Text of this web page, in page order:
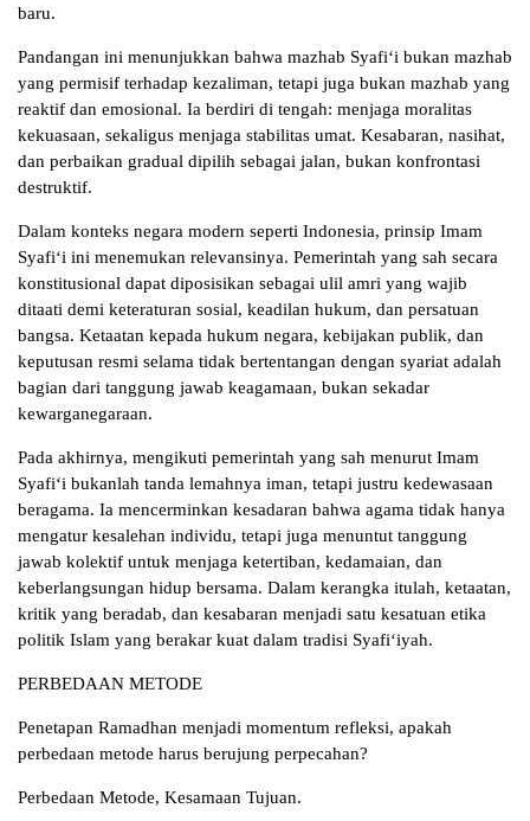
baru.
Pandangan ini menunjukkan bahwa mazhab Syafi‘i bukan mazhab
yang permisif terhadap kezaliman, tetapi juga bukan mazhab yang
reaktif dan emosional. Ia berdiri di tengah: menjaga moralitas
kekuasaan, sekaligus menjaga stabilitas umat. Kesabaran, nasihat,
dan perbaikan gradual dipilih sebagai jalan, bukan konfrontasi
destruktif.
Dalam konteks negara modern seperti Indonesia, prinsip Imam
Syafi‘i ini menemukan relevansinya. Pemerintah yang sah secara
konstitusional dapat diposisikan sebagai ulil amri yang wajib
ditaati demi keteraturan sosial, keadilan hukum, dan persatuan
bangsa. Ketaatan kepada hukum negara, kebijakan publik, dan
keputusan resmi selama tidak bertentangan dengan syariat adalah
bagian dari tanggung jawab keagamaan, bukan sekadar
kewarganegaraan.
Pada akhirnya, mengikuti pemerintah yang sah menurut Imam
Syafi‘i bukanlah tanda lemahnya iman, tetapi justru kedewasaan
beragama. Ia mencerminkan kesadaran bahwa agama tidak hanya
mengatur kesalehan individu, tetapi juga menuntut tanggung
jawab kolektif untuk menjaga ketertiban, kedamaian, dan
keberlangsungan hidup bersama. Dalam kerangka itulah, ketaatan,
kritik yang beradab, dan kesabaran menjadi satu kesatuan etika
politik Islam yang berakar kuat dalam tradisi Syafi‘iyah.
PERBEDAAN METODE
Penetapan Ramadhan menjadi momentum refleksi, apakah
perbedaan metode harus berujung perpecahan?
Perbedaan Metode, Kesamaan Tujuan.